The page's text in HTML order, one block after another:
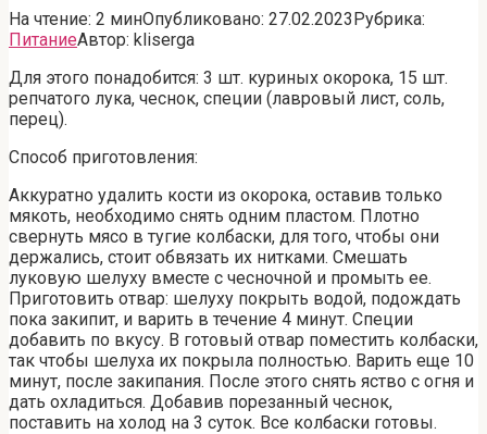
На чтение: 2 минОпубликовано: 27.02.2023Рубрика:
ПитаниеАвтор: kliserga
Для этого понадобится: 3 шт. куриных окорока, 15 шт.
репчатого лука, чеснок, специи (лавровый лист, соль,
перец).
Способ приготовления:
Аккуратно удалить кости из окорока, оставив только
мякоть, необходимо снять одним пластом. Плотно
свернуть мясо в тугие колбаски, для того, чтобы они
держались, стоит обвязать их нитками. Смешать
луковую шелуху вместе с чесночной и промыть ее.
Приготовить отвар: шелуху покрыть водой, подождать
пока закипит, и варить в течение 4 минут. Специи
добавить по вкусу. В готовый отвар поместить колбаски,
так чтобы шелуха их покрыла полностью. Варить еще 10
минут, после закипания. После этого снять яство с огня и
дать охладиться. Добавив порезанный чеснок,
поставить на холод на 3 суток. Все колбаски готовы.